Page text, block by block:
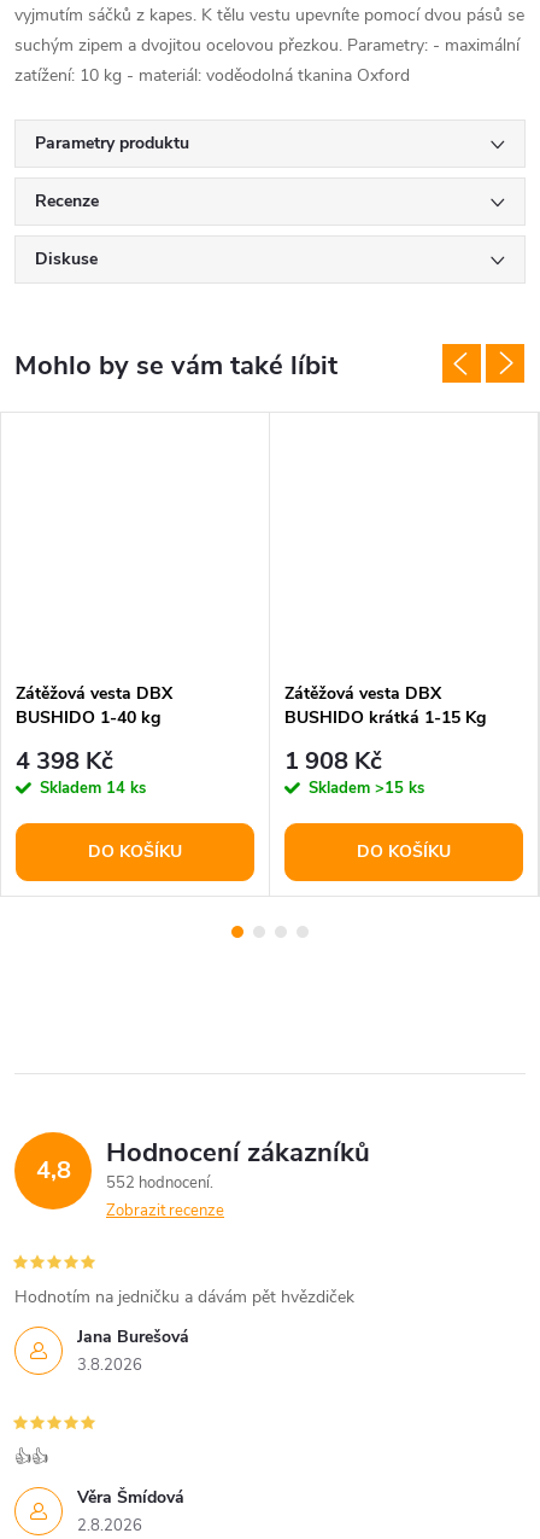
vyjmutím sáčků z kapes. K tělu vestu upevníte pomocí dvou pásů se
suchým zipem a dvojitou ocelovou přezkou. Parametry: - maximální
zatížení: 10 kg - materiál: voděodolná tkanina Oxford
Parametry produktu
Recenze
Diskuse
Zátěžová vesta DBX
BUSHIDO 1-40 kg
4 398 Kč
Skladem 14 ks
DO KOŠÍKU
Zátěžová vesta DBX
BUSHIDO krátká 1-15 Kg
1 908 Kč
Skladem >15 ks
DO KOŠÍKU
4,8 Hodnocení zákazníků
552 hodnocení
Zobrazit recenze
Jana Burešová
3.8.2026
Hodnotím na jedničku a dávám pět hvězdiček
Věra Šmídová
2.8.2026
👍👍